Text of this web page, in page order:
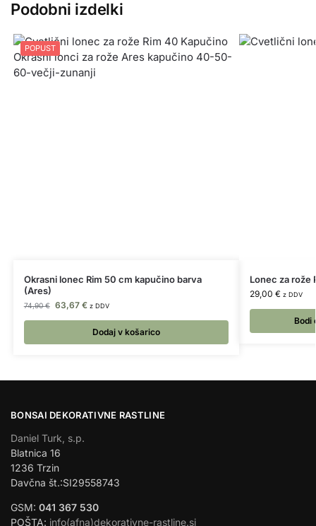
Podobni izdelki
POPUST
Okrasni lonec Rim 50 cm kapučino barva
(Ares)
74,90€ 63,67 € z DDV
Dodaj v košarico
Lonec za rože
29,00 € z DDV
Bodi
BONSAI DEKORATIVNE RASTLINE
Daniel Turk, s.p.
Blatnica 16
1236 Trzin
Davčna št.:SI29558743
GSM: 041 367 530
POŠTA: info(afna)dekorativne-rastline.si